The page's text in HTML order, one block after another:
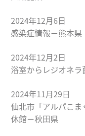
2024年12月6日
感染症情報－熊本県
2024年12月2日
浴室からレジオネラ
2024年11月29日
仙北市「アルパこ
休館－秋田県